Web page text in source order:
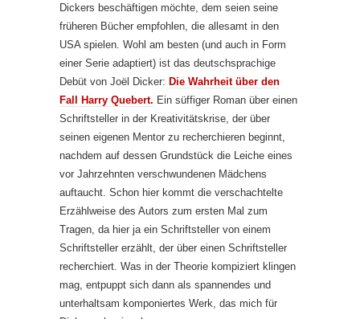
Dickers beschäftigen möchte, dem seien seine
früheren Bücher empfohlen, die allesamt in den
USA spielen. Wohl am besten (und auch in Form
einer Serie adaptiert) ist das deutschsprachige
Debüt von Joël Dicker: Die Wahrheit über den
Fall Harry Quebert. Ein süffiger Roman über einen
Schriftsteller in der Kreativitätskrise, der über
seinen eigenen Mentor zu recherchieren beginnt,
nachdem auf dessen Grundstück die Leiche eines
vor Jahrzehnten verschwundenen Mädchens
auftaucht. Schon hier kommt die verschachtelte
Erzählweise des Autors zum ersten Mal zum
Tragen, da hier ja ein Schriftsteller von einem
Schriftsteller erzählt, der über einen Schriftsteller
recherchiert. Was in der Theorie kompiziert klingen
mag, entpuppt sich dann als spannendes und
unterhaltsam komponiertes Werk, das mich für